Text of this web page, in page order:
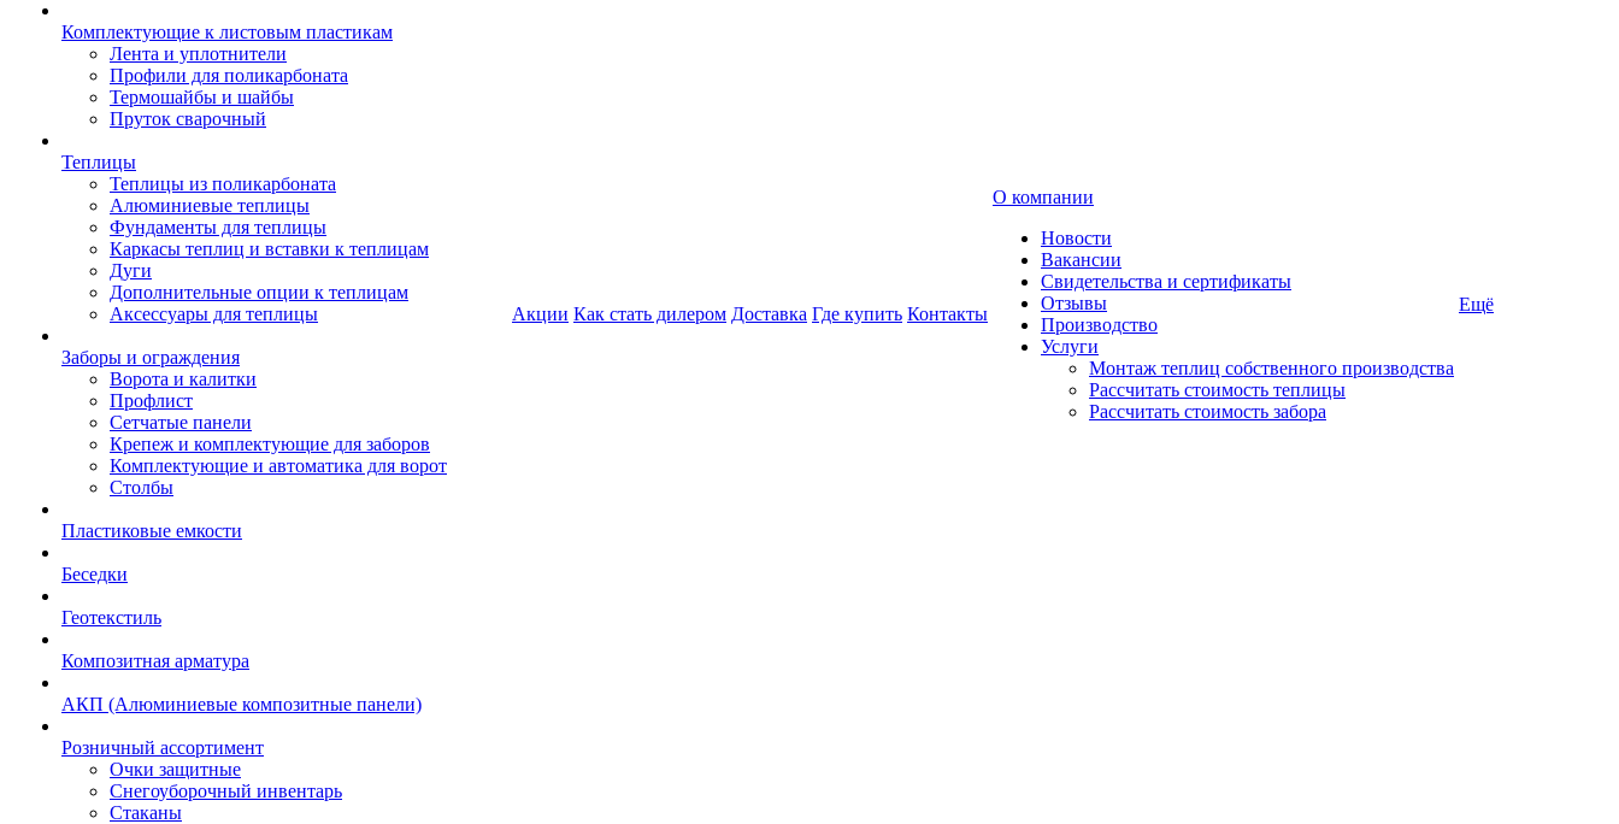
Комплектующие к листовым пластикам
Лента и уплотнители
Профили для поликарбоната
Термошайбы и шайбы
Пруток сварочный
Теплицы
Теплицы из поликарбоната
Алюминиевые теплицы
Фундаменты для теплицы
Каркасы теплиц и вставки к теплицам
Дуги
Дополнительные опции к теплицам
Аксессуары для теплицы
Заборы и ограждения
Ворота и калитки
Профлист
Сетчатые панели
Крепеж и комплектующие для заборов
Комплектующие и автоматика для ворот
Столбы
Пластиковые емкости
Беседки
Геотекстиль
Композитная арматура
АКП (Алюминиевые композитные панели)
Розничный ассортимент
Очки защитные
Снегоуборочный инвентарь
Стаканы
Акции Как стать дилером Доставка Где купить Контакты
О компании
Новости
Вакансии
Свидетельства и сертификаты
Отзывы
Производство
Услуги
Монтаж теплиц собственного производства
Рассчитать стоимость теплицы
Рассчитать стоимость забора
Ещё